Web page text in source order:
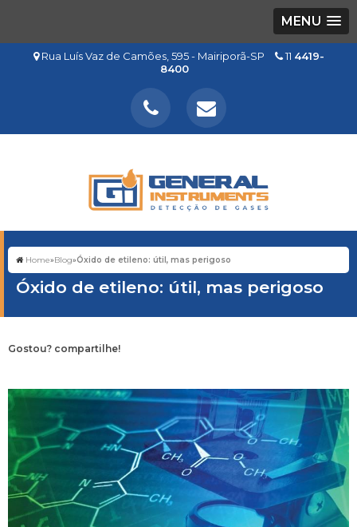
MENU
Rua Luís Vaz de Camões, 595 - Mairiporã-SP 11 4419-
8400
Home»Blog»Óxido de etileno: útil, mas perigoso
Óxido de etileno: útil, mas perigoso
Gostou? compartilhe!